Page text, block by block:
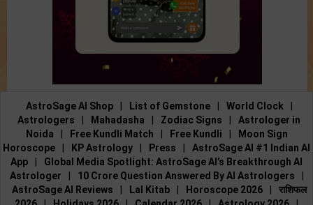
AstroSage AI Shop List of Gemstone World Clock
Astrologers
Mahadasha Zodiac Signs
Astrologer in
Noida
Free Kundli Match Free Kundli
Moon Sign
Horoscope
KP Astrology Press
AstroSage AI #1 Indian AI
App
Global Media Spotlight: AstroSage AI’s Breakthrough AI
Astrologer
10 Crore Question Answered By AI Astrologers
AstroSage AI Reviews
Lal Kitab Horoscope 2026
राशिफल